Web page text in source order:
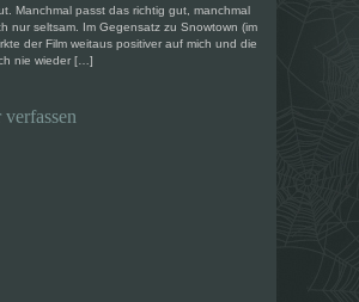
e
t
)
Manchmal passt das richtig gut, manchmal
nur seltsam. Im Gegensatz zu Snowtown (im
der Film weitaus positiver auf mich und die
nie wieder […]